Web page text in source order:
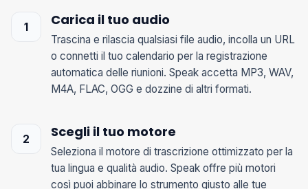
Carica il tuo audio
Trascina e rilascia qualsiasi file audio, incolla un URL
o connetti il tuo calendario per la registrazione
automatica delle riunioni. Speak accetta MP3, WAV,
M4A, FLAC, OGG e dozzine di altri formati.
Scegli il tuo motore
Seleziona il motore di trascrizione ottimizzato per la
tua lingua e qualità audio. Speak offre più motori
così puoi abbinare lo strumento giusto alle tue